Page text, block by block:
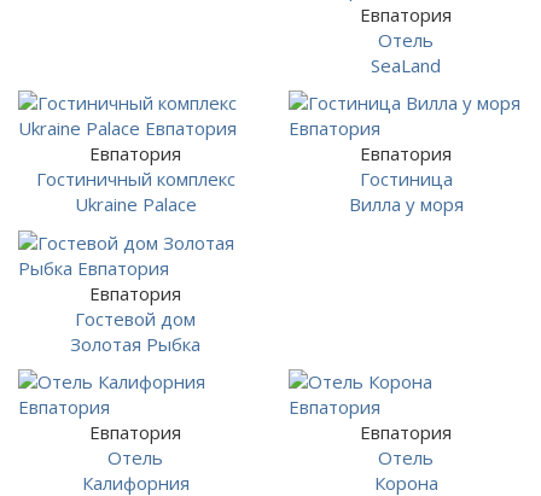
Евпатория
Отель
SeaLand
Евпатория
Гостиничный комплекс
Ukraine Palace
Евпатория
Гостиница
Вилла у моря
Евпатория
Гостевой дом
Золотая Рыбка
Евпатория
Отель
Калифорния
Евпатория
Отель
Корона